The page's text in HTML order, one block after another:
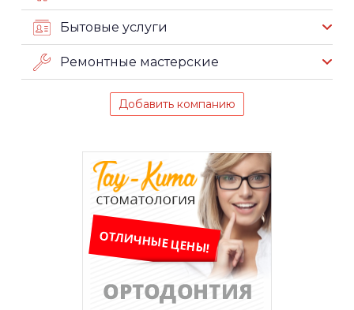
Бытовые услуги
Ремонтные мастерские
Добавить компанию